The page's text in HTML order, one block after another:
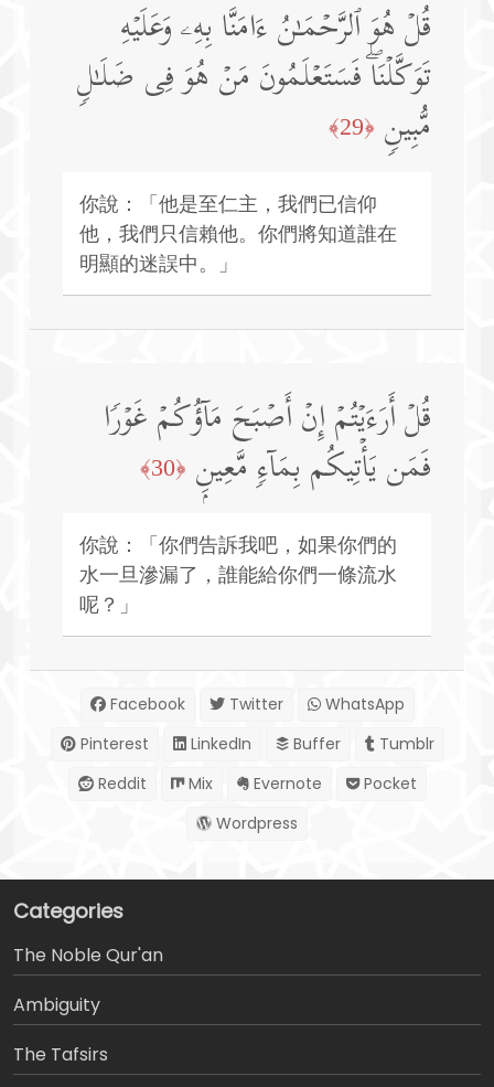
قُلۡ هُوَ ٱلرَّحۡمَـٰنُ ءَامَنَّا بِهِۦ وَعَلَیۡهِ
تَوَكَّلۡنَاۖ فَسَتَعۡلَمُونَ مَنۡ هُوَ فِی ضَلَـٰلࣲ
مُّبِینࣲ ﴿29﴾
你說：「他是至仁主，我們已信仰
他，我們只信賴他。你們將知道誰在
明顯的迷誤中。」
قُلۡ أَرَءَیۡتُمۡ إِنۡ أَصۡبَحَ مَاۤؤُكُمۡ غَوۡرࣰا
فَمَن یَأۡتِیكُم بِمَاۤءࣲ مَّعِینِۭ ﴿30﴾
你說：「你們告訴我吧，如果你們的
水一旦滲漏了，誰能給你們一條流水
呢？」
Facebook Twitter
WhatsApp
Pinterest
LinkedIn Buffer
Tumblr
Reddit
Mix Evernote
Pocket
Wordpress
Categories
The Noble Qur'an
Ambiguity
The Tafsirs